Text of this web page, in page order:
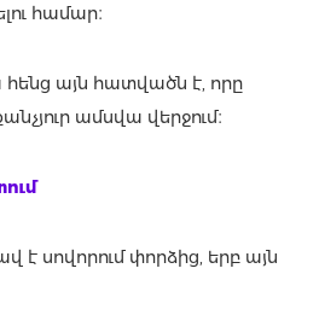
համար։
հենց այն հատվածն է, որը
ամսվա վերջում։
է սովորում փորձից, երբ այն